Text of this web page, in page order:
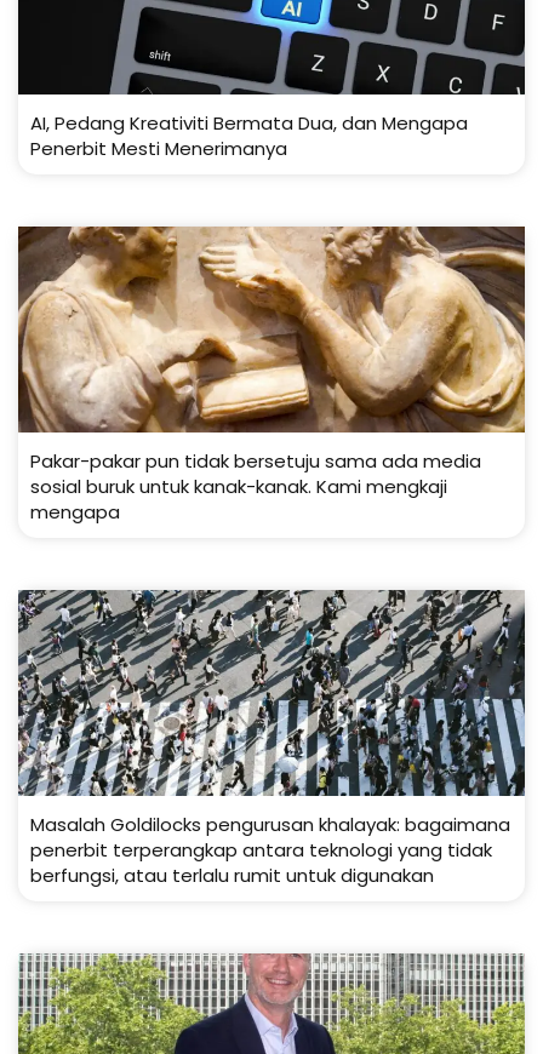
AI, Pedang Kreativiti Bermata Dua, dan Mengapa
Penerbit Mesti Menerimanya
Pakar-pakar pun tidak bersetuju sama ada media
sosial buruk untuk kanak-kanak. Kami mengkaji
mengapa
Masalah Goldilocks pengurusan khalayak: bagaimana
penerbit terperangkap antara teknologi yang tidak
berfungsi, atau terlalu rumit untuk digunakan